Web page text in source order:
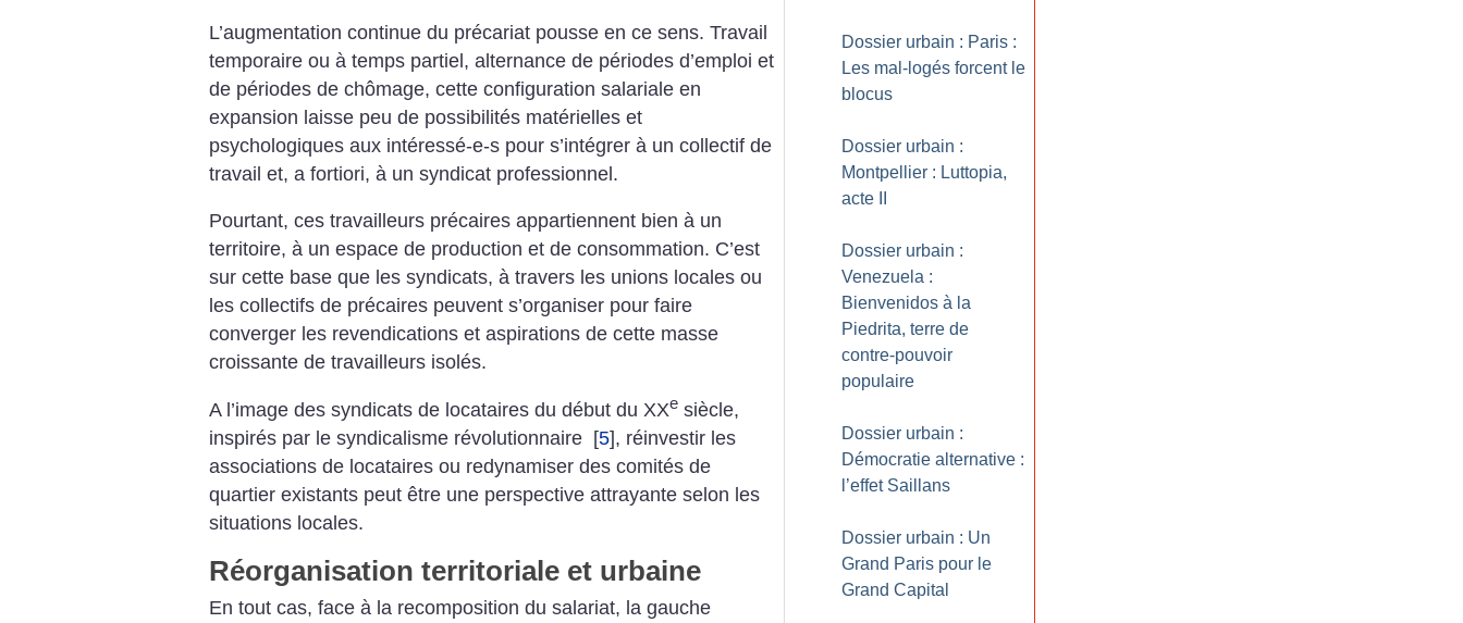
L’augmentation continue du précariat pousse en ce sens. Travail
temporaire ou à temps partiel, alternance de périodes d’emploi et
de périodes de chômage, cette configuration salariale en
expansion laisse peu de possibilités matérielles et
psychologiques aux intéressé-e-s pour s’intégrer à un collectif de
travail et, a fortiori, à un syndicat professionnel.
Pourtant, ces travailleurs précaires appartiennent bien à un
territoire, à un espace de production et de consommation. C’est
sur cette base que les syndicats, à travers les unions locales ou
les collectifs de précaires peuvent s’organiser pour faire
converger les revendications et aspirations de cette masse
croissante de travailleurs isolés.
A l’image des syndicats de locataires du début du XXe siècle,
inspirés par le syndicalisme révolutionnaire [5], réinvestir les
associations de locataires ou redynamiser des comités de
quartier existants peut être une perspective attrayante selon les
situations locales.
Réorganisation territoriale et urbaine
En tout cas, face à la recomposition du salariat, la gauche
Dossier urbain : Paris :
Les mal-logés forcent le
blocus
Dossier urbain :
Montpellier : Luttopia,
acte II
Dossier urbain :
Venezuela :
Bienvenidos à la
Piedrita, terre de
contre-pouvoir
populaire
Dossier urbain :
Démocratie alternative :
l’effet Saillans
Dossier urbain : Un
Grand Paris pour le
Grand Capital